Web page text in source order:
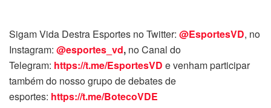
Sigam Vida Destra Esportes no Twitter: @EsportesVD, no
Instagram: @esportes_vd, no Canal do
Telegram: https://t.me/EsportesVD e venham participar
também do nosso grupo de debates de
esportes: https://t.me/BotecoVDE